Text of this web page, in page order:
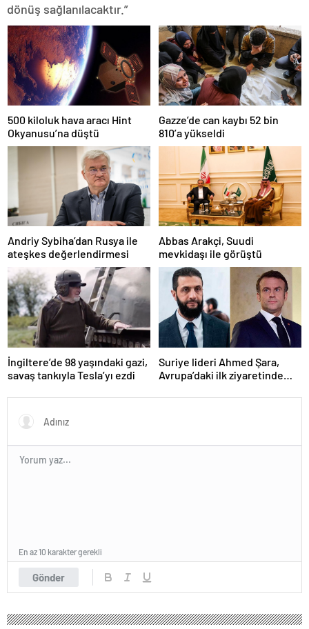
dönüş sağlanılacaktır.”
500 kiloluk hava aracı Hint
Okyanusu’na düştü
Gazze’de can kaybı 52 bin
810’a yükseldi
Andriy Sybiha’dan Rusya ile
ateşkes değerlendirmesi
Abbas Arakçi, Suudi
mevkidaşı ile görüştü
İngiltere’de 98 yaşındaki gazi,
savaş tankıyla Tesla’yı ezdi
Suriye lideri Ahmed Şara,
Avrupa’daki ilk ziyaretinde
Gönder
En az 10 karakter gerekli